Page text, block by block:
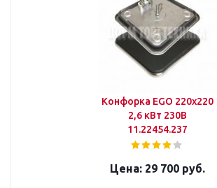
Конфорка EGO 220х220
2,6 кВт 230В
11.22454.237
29 700 руб.